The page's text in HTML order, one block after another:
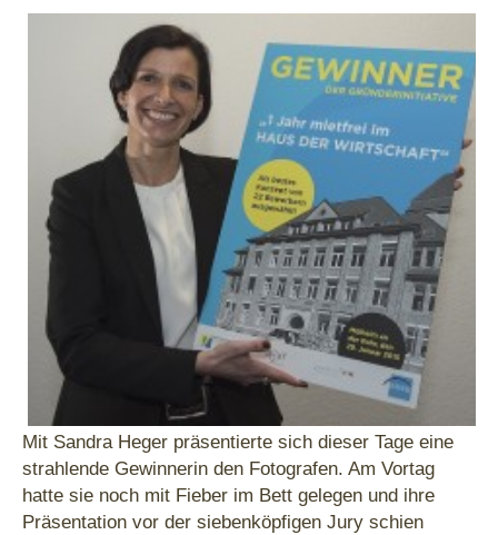
Mit Sandra Heger präsentierte sich dieser Tage eine
strahlende Gewinnerin den Fotografen. Am Vortag
hatte sie noch mit Fieber im Bett gelegen und ihre
Präsentation vor der siebenköpfigen Jury schien